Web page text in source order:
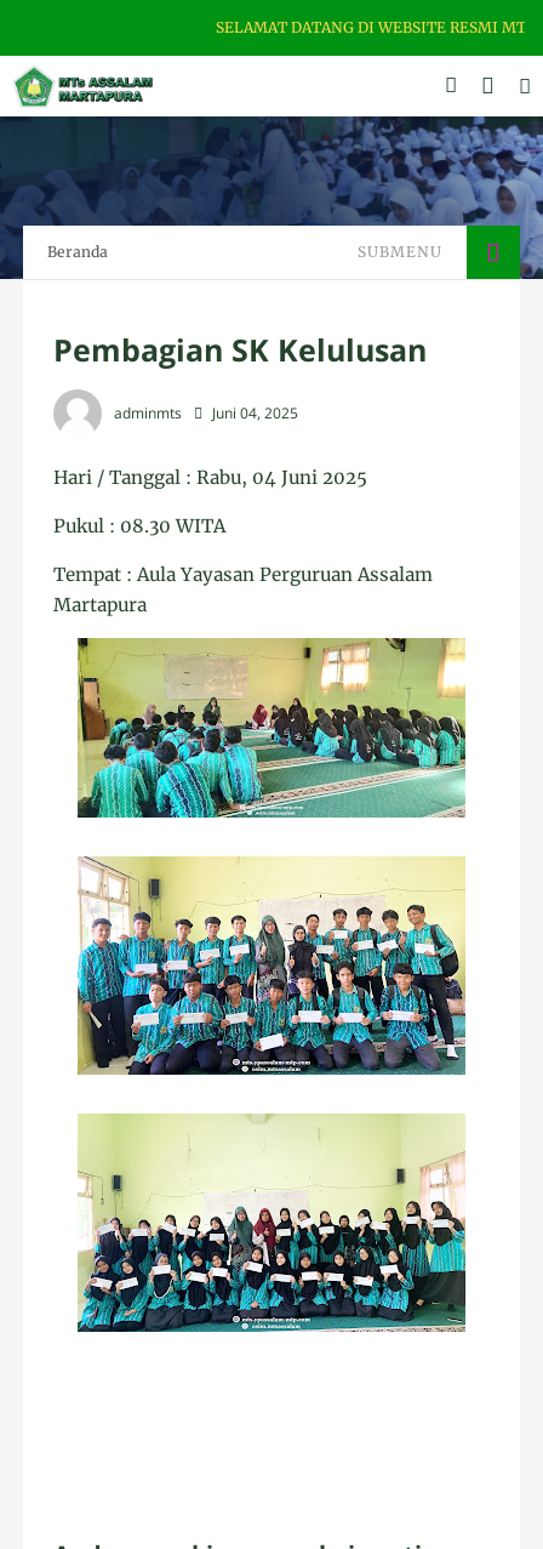
SELAMAT DATANG DI WEBSITE RESMI MTS
Beranda SUBMENU
Pembagian SK Kelulusan
adminmts Juni 04, 2025
Hari / Tanggal : Rabu, 04 Juni 2025
Pukul : 08.30 WITA
Tempat : Aula Yayasan Perguruan Assalam
Martapura